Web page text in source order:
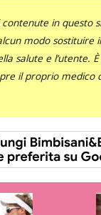
in questo
modo
salute e l’utente.
il proprio medico